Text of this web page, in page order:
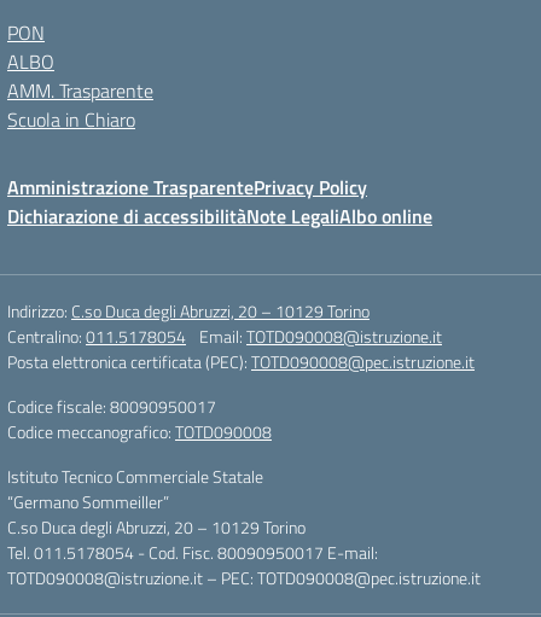
PON
ALBO
AMM. Trasparente
Scuola in Chiaro
Amministrazione TrasparentePrivacy Policy
Dichiarazione di accessibilitàNote LegaliAlbo online
Indirizzo: C.so Duca degli Abruzzi, 20 – 10129 Torino
Centralino:011.5178054 Email:TOTD090008@istruzione.it
Posta elettronica certificata (PEC):TOTD090008@pec.istruzione.it
Codice fiscale: 80090950017
Codice meccanografico:TOTD090008
Istituto Tecnico Commerciale Statale
“Germano Sommeiller”
C.so Duca degli Abruzzi, 20 – 10129 Torino
Tel. 011.5178054 - Cod. Fisc. 80090950017 E-mail:
TOTD090008@istruzione.it – PEC: TOTD090008@pec.istruzione.it